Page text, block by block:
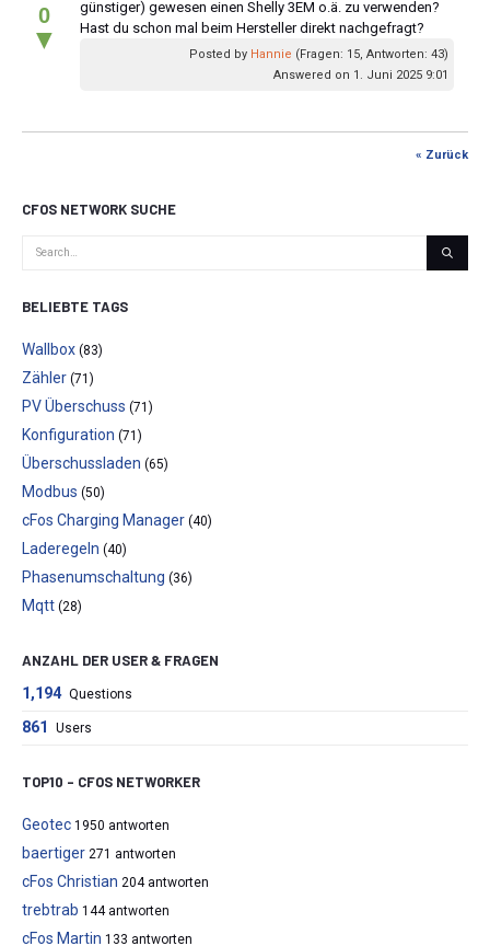
0
▼
günstiger) gewesen einen Shelly 3EM o.ä. zu verwenden?
Hast du schon mal beim Hersteller direkt nachgefragt?
Posted by Hannie (Fragen: 15, Antworten: 43)
Answered on 1. Juni 2025 9:01
« Zurück
CFOS NETWORK SUCHE
BELIEBTE TAGS
Wallbox (83)
Zähler (71)
PV Überschuss (71)
Konfiguration (71)
Überschussladen (65)
Modbus (50)
cFos Charging Manager (40)
Laderegeln (40)
Phasenumschaltung (36)
Mqtt (28)
ANZAHL DER USER & FRAGEN
1,194 Questions
861 Users
TOP10 – CFOS NETWORKER
Geotec 1950 antworten
baertiger 271 antworten
cFos Christian 204 antworten
trebtrab 144 antworten
cFos Martin 133 antworten